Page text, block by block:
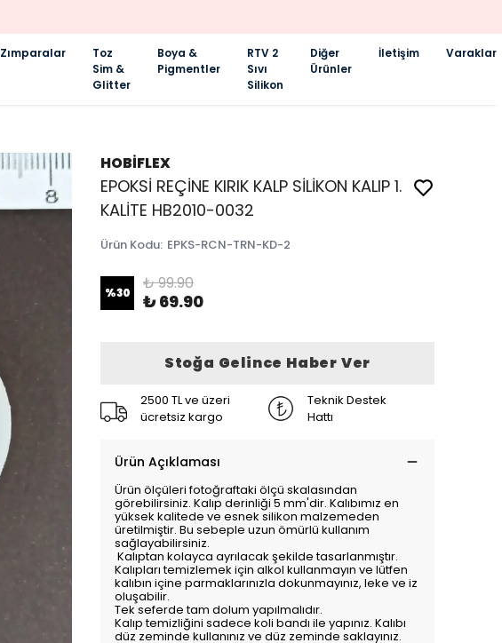
Zımparalar
Toz
Sim &
Glitter
Boya &
Pigmentler
RTV 2
Sıvı
Silikon
Diğer
Ürünler
İletişim Varaklar
HOBİFLEX
EPOKSİ REÇİNE KIRIK KALP SİLİKON KALIP 1.
KALİTE HB2010-0032
Ürün Kodu: EPKS-RCN-TRN-KD-2
%30 ₺ 99.90
₺ 69.90
Stoğa Gelince Haber Ver
2500 TL ve üzeri
ücretsiz kargo
Teknik Destek
Hattı
Ürün Açıklaması
Ürün ölçüleri fotoğraftaki ölçü skalasından
görebilirsiniz. Kalıp derinliği 5 mm'dir. Kalıbımız en
yüksek kalitede ve esnek silikon malzemeden
üretilmiştir. Bu sebeple uzun ömürlü kullanım
sağlayabilirsiniz.
Kalıptan kolayca ayrılacak şekilde tasarlanmıştır.
Kalıpları temizlemek için alkol kullanmayın ve lütfen
kalıbın içine parmaklarınızla dokunmayınız, leke ve iz
oluşabilir.
Tek seferde tam dolum yapılmalıdır.
Kalıp temizliğini sadece koli bandı ile yapınız. Kalıbı
düz zeminde kullanınız ve düz zeminde saklayınız.